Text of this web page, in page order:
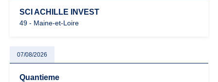
SCI ACHILLE INVEST
49 - Maine-et-Loire
07/08/2026
Quantieme